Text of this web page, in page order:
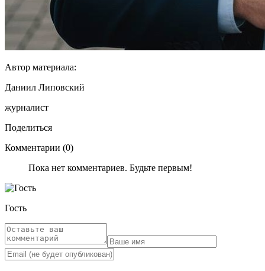
Автор материала:
Даниил Липовский
журналист
Поделиться
Комментарии (0)
Пока нет комментариев. Будьте первым!
Гость